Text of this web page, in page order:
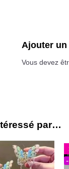
Ajouter un
Vous devez
par…